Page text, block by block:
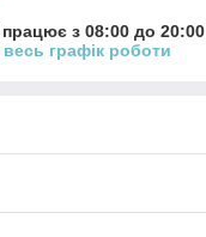
працює з 08:00 до 20:00
весь графік роботи